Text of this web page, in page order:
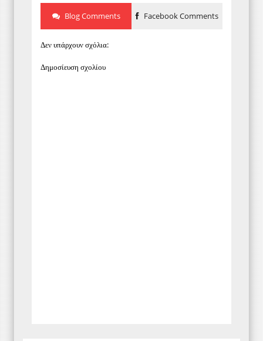
Blog Comments Facebook Comments
Δεν υπάρχουν σχόλια:
Δημοσίευση σχολίου